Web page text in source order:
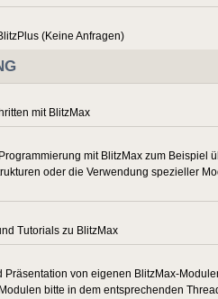
(Keine Anfragen)
mit BlitzMax
mit BlitzMax zum Beispiel
oder die Verwendung spezieller
Tutorials zu BlitzMax
Präsentation von eigenen BlitzMax-
bitte in dem entsprechenden